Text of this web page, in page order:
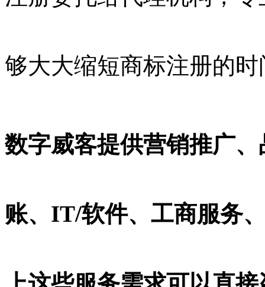
够大大缩短商标注册的时
数字威客提供营销推广
账、IT/软件、工商服务